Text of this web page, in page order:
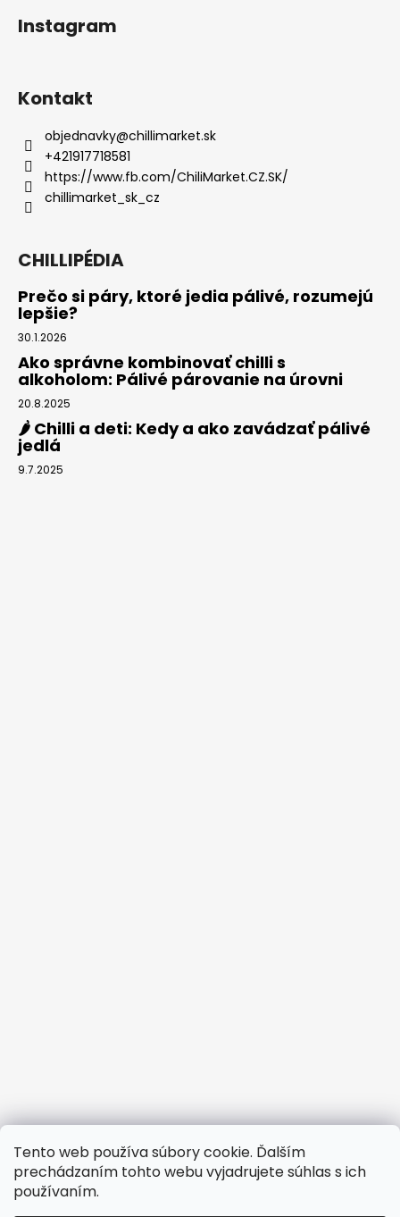
Tento web používa súbory cookie. Ďalším
prechádzaním tohto webu vyjadrujete súhlas s ich
používaním.
Instagram
Kontakt
objednavky@chillimarket.sk
+421917718581
https://www.fb.com/ChiliMarket.CZ.SK/
chillimarket_sk_cz
CHILLIPÉDIA
Prečo si páry, ktoré jedia pálivé, rozumejú
lepšie?
30.1.2026
Ako správne kombinovať chilli s
alkoholom: Pálivé párovanie na úrovni
20.8.2025
🌶️ Chilli a deti: Kedy a ako zavádzať pálivé
jedlá
9.7.2025